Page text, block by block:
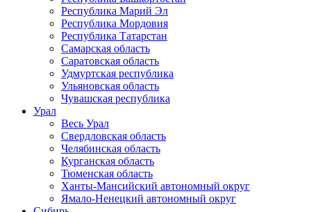
Республика Марий Эл
Республика Мордовия
Республика Татарстан
Самарская область
Саратовская область
Удмуртская республика
Ульяновская область
Чувашская республика
Урал
Весь Урал
Свердловская область
Челябинская область
Курганская область
Тюменская область
Ханты-Мансийский автономный округ
Ямало-Ненецкий автономный округ